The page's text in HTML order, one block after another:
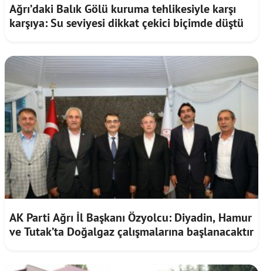
Ağrı’daki Balık Gölü kuruma tehlikesiyle karşı
karşıya: Su seviyesi dikkat çekici biçimde düştü
AK Parti Ağrı İl Başkanı Özyolcu: Diyadin, Hamur
ve Tutak’ta Doğalgaz çalışmalarına başlanacaktır